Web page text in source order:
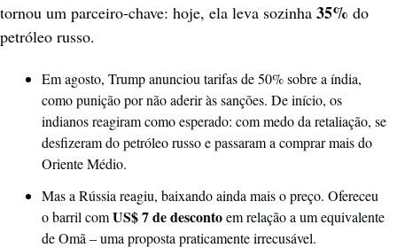
tornou um parceiro-chave: hoje, ela leva sozinha 35% do
petróleo russo.
Em agosto, Trump anunciou tarifas de 50% sobre a índia,
como punição por não aderir às sanções. De início, os
indianos reagiram como esperado: com medo da retaliação, se
desfizeram do petróleo russo e passaram a comprar mais do
Oriente Médio.
Mas a Rússia reagiu, baixando ainda mais o preço. Ofereceu
o barril com US$ 7 de desconto em relação a um equivalente
de Omã – uma proposta praticamente irrecusável.